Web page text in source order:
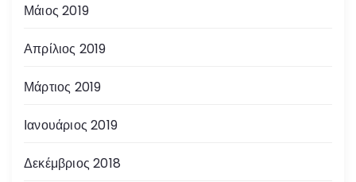
Μάιος 2019
Απρίλιος 2019
Μάρτιος 2019
Ιανουάριος 2019
Δεκέμβριος 2018